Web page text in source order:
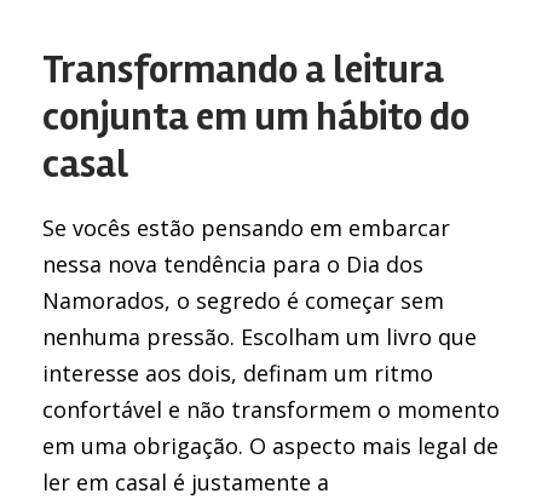
Transformando a leitura
conjunta em um hábito do
casal
Se vocês estão pensando em embarcar
nessa nova tendência para o Dia dos
Namorados, o segredo é começar sem
nenhuma pressão. Escolham um livro que
interesse aos dois, definam um ritmo
confortável e não transformem o momento
em uma obrigação. O aspecto mais legal de
ler em casal é justamente a